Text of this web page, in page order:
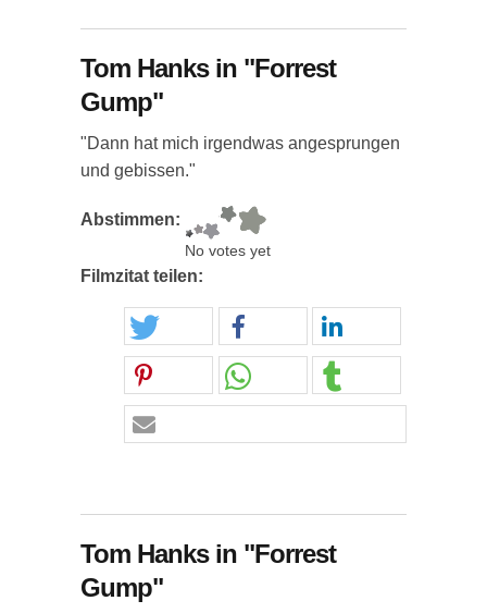
Tom Hanks in "Forrest
Gump"
"Dann hat mich irgendwas angesprungen
und gebissen."
Abstimmen:
No votes yet
Filmzitat teilen:
Tom Hanks in "Forrest
Gump"